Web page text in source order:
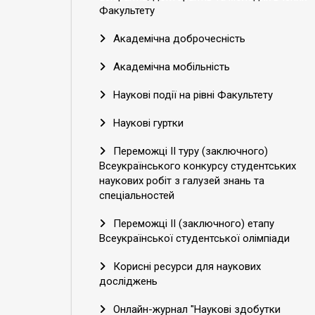
Факультету
Академічна доброчесність
Академічна мобільність
Наукові події на рівні Факультету
Наукові гуртки
Переможці ІІ туру (заключного)
Всеукраїнського конкурсу студентських
наукових робіт з галузей знань та
спеціальностей
Переможці ІІ (заключного) етапу
Всеукраїнської студентської олімпіади
Корисні ресурси для наукових
досліджень
Онлайн-журнал "Наукові здобутки